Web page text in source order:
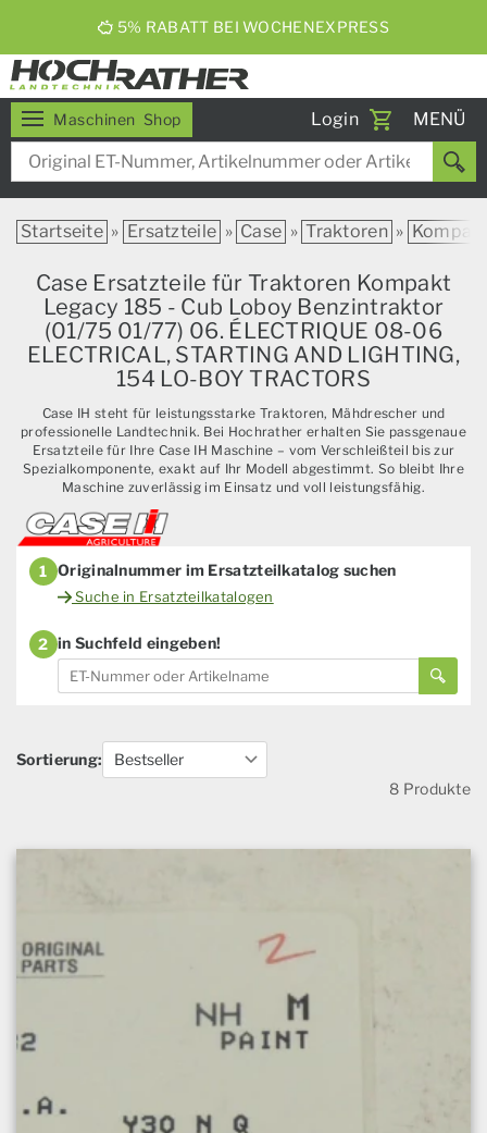
5% RABATT BEI WOCHENEXPRESS
Maschinen Shop Login
Toggle
MENÜ
Startseite » Ersatzteile » Case » Traktoren »
Case Ersatzteile für Traktoren Kompakt
Legacy 185 - Cub Loboy Benzintraktor
(01/75 01/77) 06. ÉLECTRIQUE 08-06
ELECTRICAL, STARTING AND LIGHTING,
154 LO-BOY TRACTORS
Case IH steht für leistungsstarke Traktoren, Mähdrescher und
professionelle Landtechnik. Bei Hochrather erhalten Sie passgenaue
Ersatzteile für Ihre Case IH Maschine – vom Verschleißteil bis zur
Spezialkomponente, exakt auf Ihr Modell abgestimmt. So bleibt Ihre
Maschine zuverlässig im Einsatz und voll leistungsfähig.
1 Originalnummer im Ersatzteilkatalog suchen
Suche in Ersatzteilkatalogen
2 in Suchfeld eingeben!
Sortierung:
8 Produkte